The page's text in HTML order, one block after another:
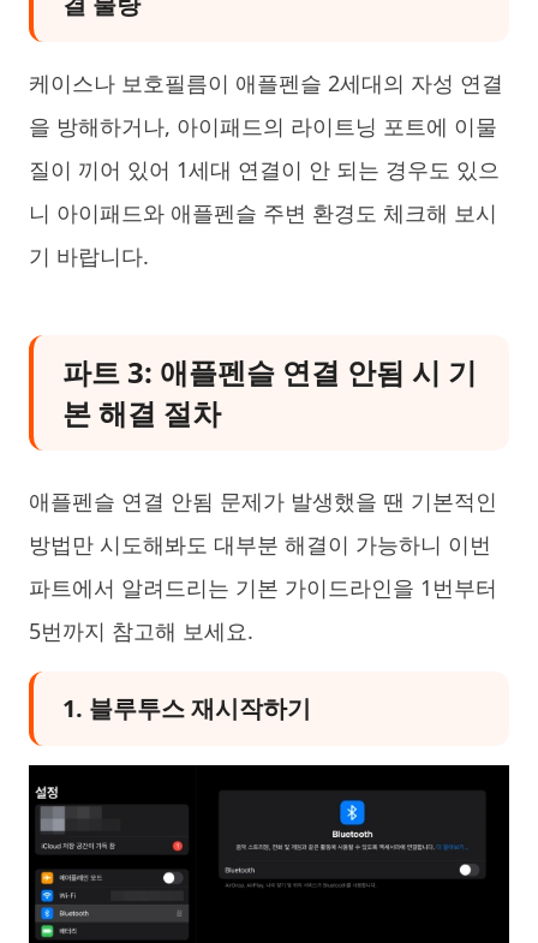
케이스나 보호필름이 애플펜슬 2세대의 자성 연결
을 방해하거나, 아이패드의 라이트닝 포트에 이물
질이 끼어 있어 1세대 연결이 안 되는 경우도 있으
니 아이패드와 애플펜슬 주변 환경도 체크해 보시
기 바랍니다.
파트 3: 애플펜슬 연결 안됨 시 기
본 해결 절차
애플펜슬 연결 안됨 문제가 발생했을 땐 기본적인
방법만 시도해봐도 대부분 해결이 가능하니 이번
파트에서 알려드리는 기본 가이드라인을 1번부터
5번까지 참고해 보세요.
1. 블루투스 재시작하기